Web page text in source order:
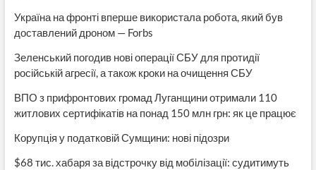
Україна на фронті вперше використала робота, який був
доставлений дроном — Forbs
Зеленський погодив нові операції СБУ для протидії
російській агресії, а також кроки на очищення СБУ
ВПО з прифронтових громад Луганщини отримали 110
житлових сертифікатів на понад 150 млн грн: як це працює
Корупція у податковій Сумщини: нові підозри
$68 тис. хабаря за відстрочку від мобілізації: судитимуть